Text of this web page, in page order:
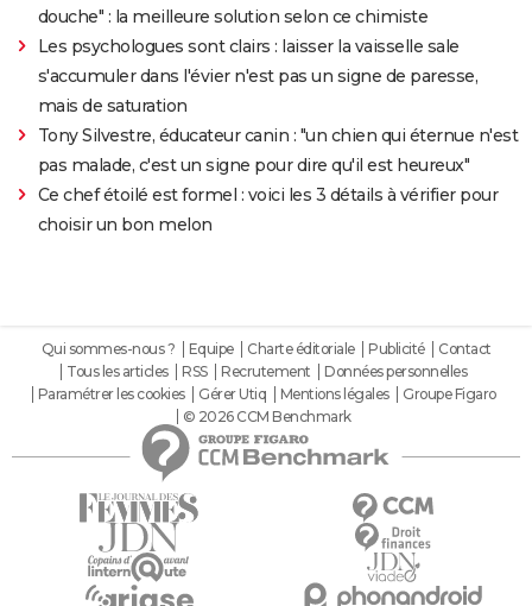
douche" : la meilleure solution selon ce chimiste
Les psychologues sont clairs : laisser la vaisselle sale
s'accumuler dans l'évier n'est pas un signe de paresse,
mais de saturation
Tony Silvestre, éducateur canin : "un chien qui éternue n'est
pas malade, c'est un signe pour dire qu'il est heureux"
Ce chef étoilé est formel : voici les 3 détails à vérifier pour
choisir un bon melon
Qui sommes-nous ? Equipe Charte éditoriale Publicité
Contact
Tous les articles
RSS Recrutement
Données personnelles
Paramétrer les cookies
Gérer Utiq Mentions légales
Groupe Figaro
© 2026 CCM Benchmark